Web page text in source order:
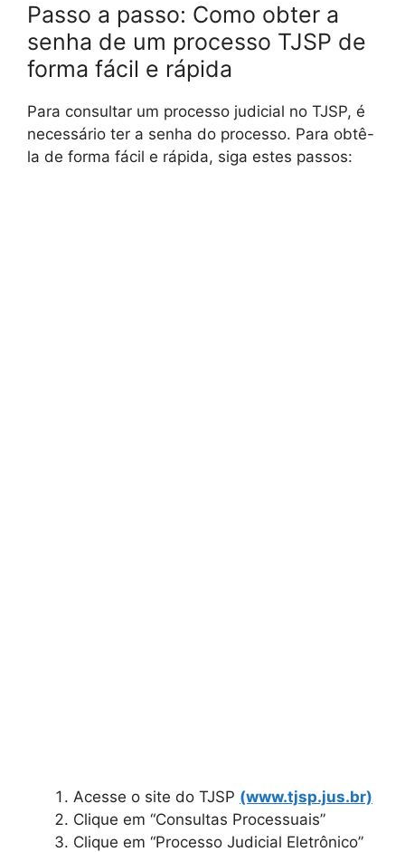
Passo a passo: Como obter a
senha de um processo TJSP de
forma fácil e rápida
Para consultar um processo judicial no TJSP, é
necessário ter a senha do processo. Para obtê-
la de forma fácil e rápida, siga estes passos:
Acesse o site do TJSP (www.tjsp.jus.br)
Clique em “Consultas Processuais”
Clique em “Processo Judicial Eletrônico”